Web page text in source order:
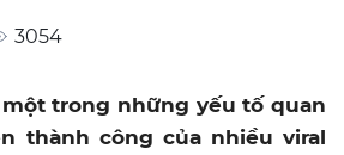
3054
một trong những yếu tố quan
thành công của nhiều viral